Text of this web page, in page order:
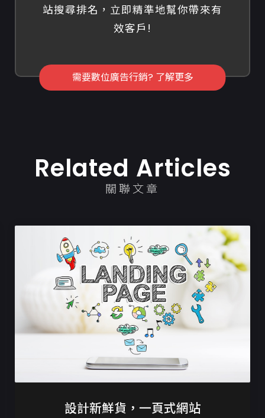
站搜尋排名，立即精準地幫你帶來有
效客戶!
需要數位廣告行銷? 了解更多
Related Articles
關聯文章
設計新鮮貨，一頁式網站